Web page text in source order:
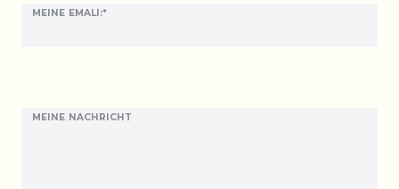
MEINE EMALI:*
MEINE NACHRICHT